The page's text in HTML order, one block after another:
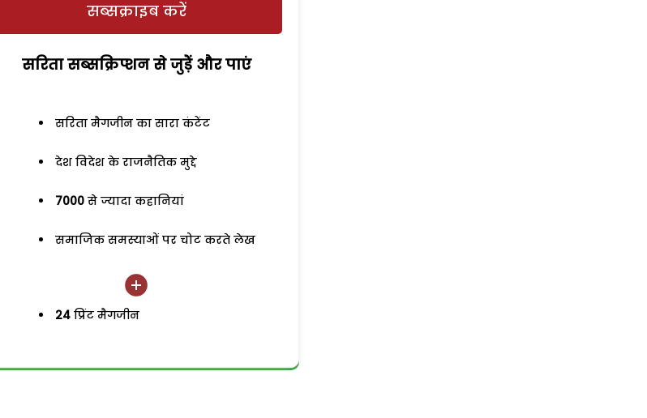
सब्सक्राइब करें
सरिता सब्सक्रिप्शन से जुड़ेें और पाएं
सरिता मैगजीन का सारा कंटेंट
देश विदेश के राजनैतिक मुद्दे
7000 से ज्यादा कहानियां
समाजिक समस्याओं पर चोट करते लेख
24 प्रिंट मैगजीन